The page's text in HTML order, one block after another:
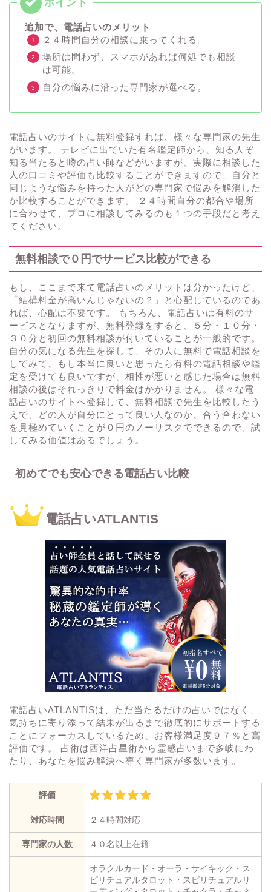
追加で、電話占いのメリット
２４時間自分の相談に乗ってくれる。
場所は問わず、スマホがあれば何処でも相談
は可能。
自分の悩みに沿った専門家が選べる。
電話占いのサイトに無料登録すれば、様々な専門家の先生
がいます。 テレビに出ていた有名鑑定師から、知る人ぞ
知る当たると噂の占い師などがいますが、実際に相談した
人の口コミや評価も比較することができますので、自分と
同じような悩みを持った人がどの専門家で悩みを解消した
か比較することができます。 ２４時間自分の都合や場所
に合わせて、プロに相談してみるのも１つの手段だと考え
てください。
無料相談で０円でサービス比較ができる
もし、ここまで来て電話占いのメリットは分かったけど、
「結構料金が高いんじゃないの？」と心配しているのであ
れば、心配は不要です。 もちろん、電話占いは有料のサ
ービスとなりますが、無料登録をすると、５分・１０分・
３０分と初回の無料相談が付いていることが一般的です。
自分の気になる先生を探して、その人に無料で電話相談を
してみて、もし本当に良いと思ったら有料の電話相談や鑑
定を受けても良いですが、相性が悪いと感じた場合は無料
相談の後はそれっきりで料金はかかりません。 様々な電
話占いのサイトへ登録して、無料相談で先生を比較したう
えで、どの人が自分にとって良い人なのか、合う合わない
を見極めていくことが０円のノーリスクでできるので、試
してみる価値はあるでしょう。
初めてでも安心できる電話占い比較
電話占いATLANTIS
電話占いATLANTISは、ただ当たるだけの占いではなく、
気持ちに寄り添って結果が出るまで徹底的にサポートする
ことにフォーカスしているため、お客様満足度９７％と高
評価です。 占術は西洋占星術から霊感占いまで多岐にわ
たり、あなたを悩み解決へ導く専門家が多数います。
評価
対応時間 ２４時間対応
専門家の人数 ４０名以上在籍
オラクルカード・オーラ・サイキック・ス
ピリチュアルタロット・スピリチュアルリ